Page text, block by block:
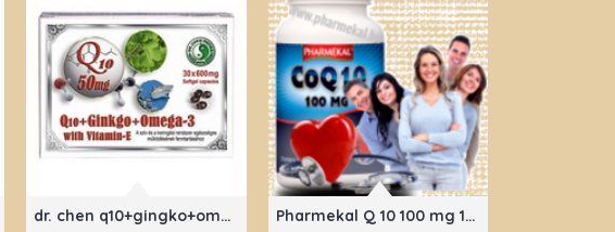
dr. chen q10+gingko+omega+E vitamin 30 db Pharmekal Q 10 100 mg 100 db